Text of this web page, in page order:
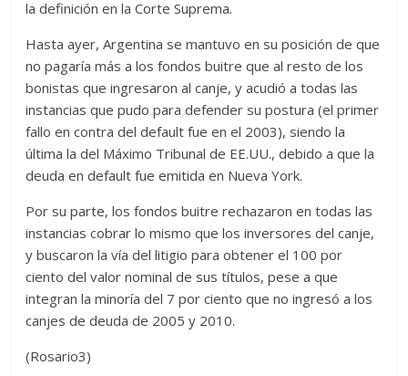
la definición en la Corte Suprema.
Hasta ayer, Argentina se mantuvo en su posición de que
no pagaría más a los fondos buitre que al resto de los
bonistas que ingresaron al canje, y acudió a todas las
instancias que pudo para defender su postura (el primer
fallo en contra del default fue en el 2003), siendo la
última la del Máximo Tribunal de EE.UU., debido a que la
deuda en default fue emitida en Nueva York.
Por su parte, los fondos buitre rechazaron en todas las
instancias cobrar lo mismo que los inversores del canje,
y buscaron la vía del litigio para obtener el 100 por
ciento del valor nominal de sus títulos, pese a que
integran la minoría del 7 por ciento que no ingresó a los
canjes de deuda de 2005 y 2010.
(Rosario3)